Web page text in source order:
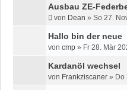
Ausbau ZE-
von Dean » So 27.
Hallo bin der neue
von cmp » Fr 28. Mär
Kardanöl wechsel
von Frankziscaner » Do